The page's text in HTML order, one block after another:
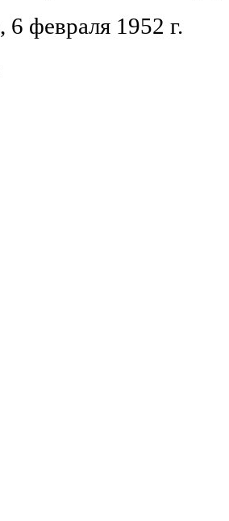
февраля 1952 г.